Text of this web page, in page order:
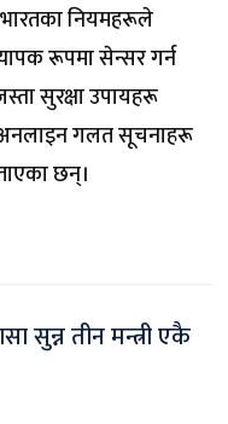
नियमहरूले
रूपमा सेन्सर गर्न
सुरक्षा उपायहरू
गलत सूचनाहरू
छन्।
सुन्न तीन मन्त्री एकै